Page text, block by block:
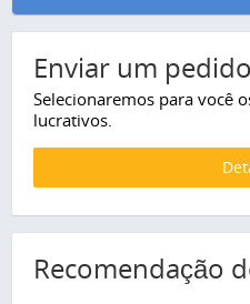
Enviar um pedido
Selecionaremos para você
lucrativos.
Recomendação